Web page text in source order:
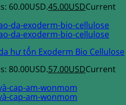
60.00USD.45.00USDCurrent
hư tổn Exoderm Bio Cellulose
80.00USD.57.00USDCurrent